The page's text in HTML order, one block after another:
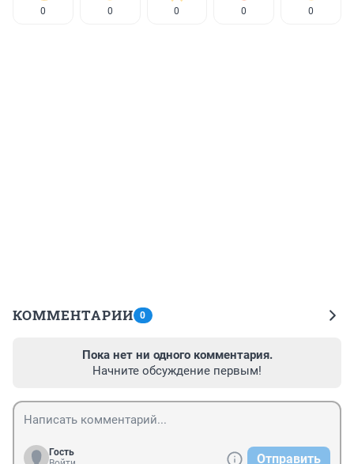
0 0 0 0 0
КОММЕНТАРИИ 0
Пока нет ни одного комментария.
Начните обсуждение первым!
Гость
Отправить